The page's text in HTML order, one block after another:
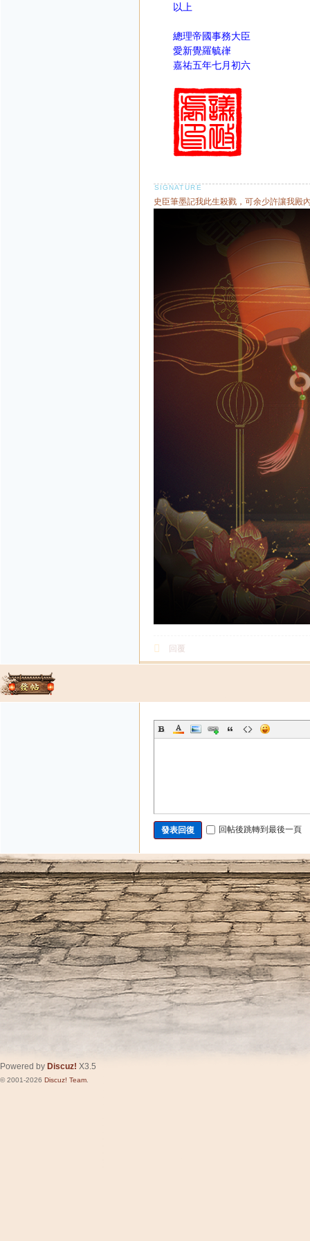
以上
總理帝國事務大臣
愛新覺羅毓嵂
嘉祐五年七月初六
史臣筆墨記我此生殺戮，可余少許讓我殿
回覆
發帖
發表回復 回帖後跳轉到最後一頁
Powered by Discuz! X3.5
© 2001-2026 Discuz! Team